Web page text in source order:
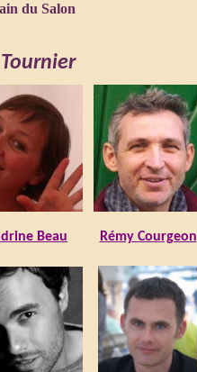
du Salon
Beau Rémy Courgeon